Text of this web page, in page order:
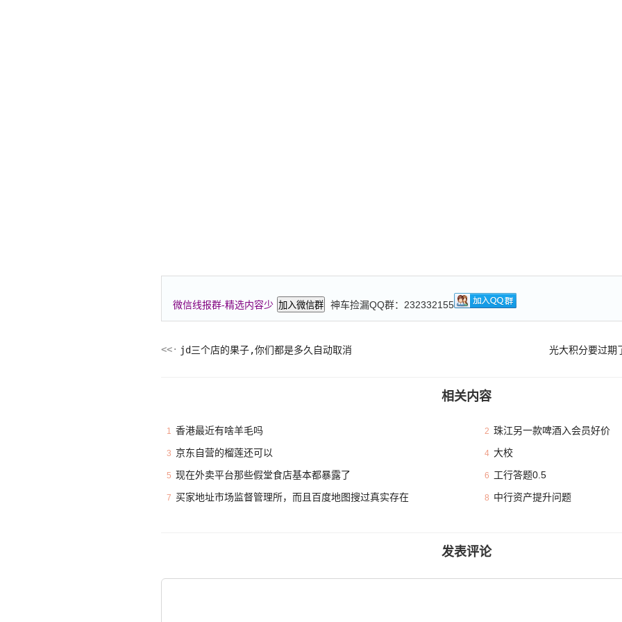
微信线报群-精选内容少 加入微信群 神车捡漏QQ群：232332155
jd三个店的果子,你们都是多久自动取消 光大积分要过期
相关内容
1 香港最近有啥羊毛吗 2 珠江另一款啤酒入会员好价
3 京东自营的榴莲还可以 4 大校
5 现在外卖平台那些假堂食店基本都暴露了 6 工行答题0.5
7 买家地址市场监督管理所，而且百度地图搜过真实存在 8 中行资产提升问题
发表评论